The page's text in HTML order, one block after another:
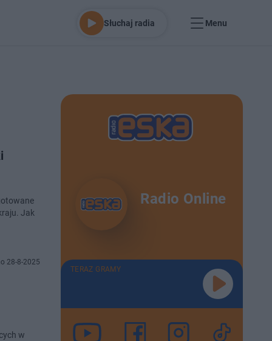
Słuchaj radia Menu
Jak
28-8-2025
w
Radio Online
TERAZ GRAMY